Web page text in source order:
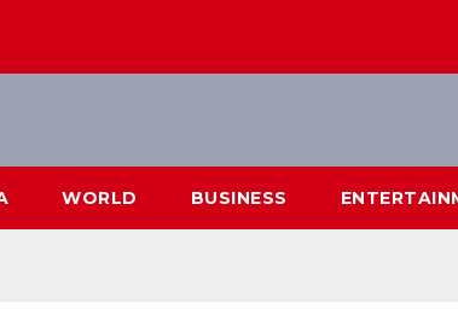
WORLD BUSINESS